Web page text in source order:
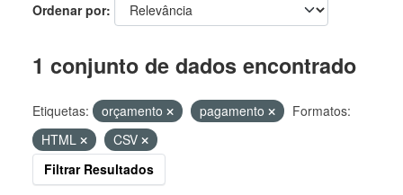
Ordenar por
1 conjunto de dados encontrado
Etiquetas: orçamento pagamento
Formatos:
HTML
CSV
Filtrar Resultados